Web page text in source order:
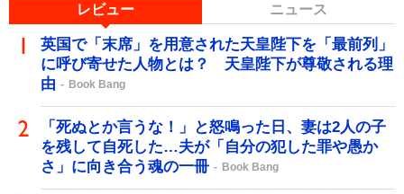
レビュー ニュース
英国で「末席」を用意された天皇陛下を「最前列」
に呼び寄せた人物とは？ 天皇陛下が尊敬される理
由
Book Bang
「死ぬとか言うな！」と怒鳴った日、妻は2人の子
を残して自死した…夫が「自分の犯した罪や愚か
さ」に向き合う魂の一冊
Book Bang